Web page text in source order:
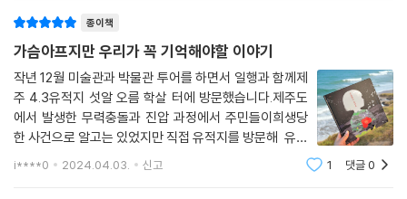
종이책
가슴아프지만 우리가 꼭 기억해야할 이야기
작년 12월 미술관과 박물관 투어를 하면서 일행과 함께제
주 4.3유적지 섯알 오름 학살 터에 방문했습니다.제주도
에서 발생한 무력충돌과 진압 과정에서 주민들이희생당
한 사건으로 알고는 있었지만 직접 유적지를 방문해 유가
족에게 들은 설명은 정말 참혹 그 자체였습니다.제주도에
i****0 2024.04.03. 신고 1 댓글0